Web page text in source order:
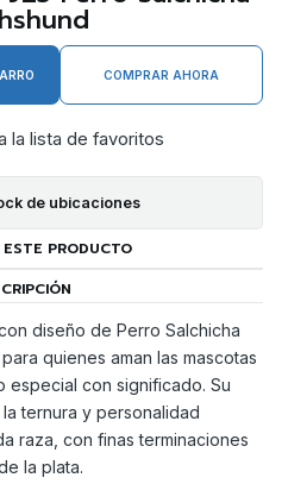
COMPRAR AHORA
la lista de favoritos
de ubicaciones
PRODUCTO
diseño de Perro Salchicha
quienes aman las mascotas
especial con significado. Su
ternura y personalidad
raza, con finas terminaciones
la plata.